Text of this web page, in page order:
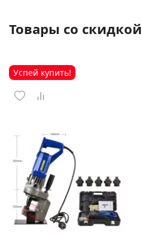
Товары со скидкой
Успей купить!